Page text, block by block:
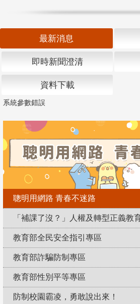
最新消息
即時新聞澄清
資料下載
系統參數錯誤
聰明用網路 青春不迷路
「補課了沒？」人權及轉型正義教
教育部全民安全指引專區
教育部詐騙防制專區
教育部性別平等專區
防制校園霸凌，勇敢說出來！